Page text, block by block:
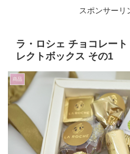
スポンサーリ
ラ・ロシェ チョコレー
レクトボックス その1
商品